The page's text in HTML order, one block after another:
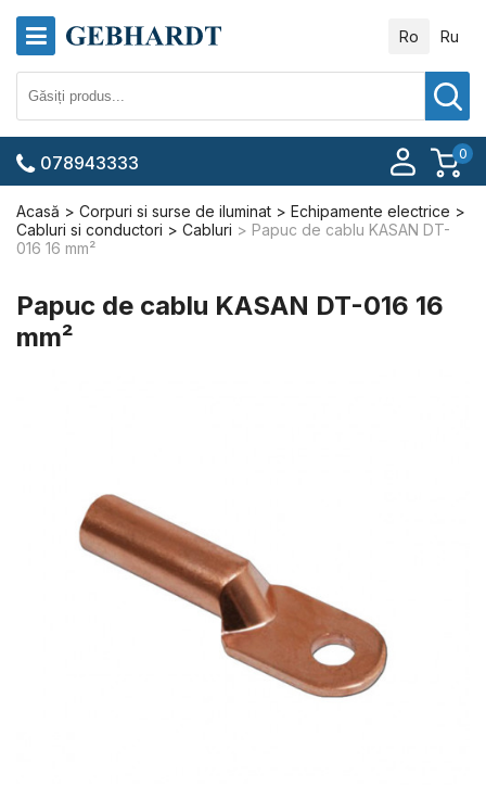
Ro Ru
0
078943333
Acasă Corpuri si surse de iluminat
Echipamente electrice
Cabluri si conductori
Cabluri
Papuc de cablu KASAN DT-
016 16 mm²
Papuc de cablu KASAN DT-016 16
mm²